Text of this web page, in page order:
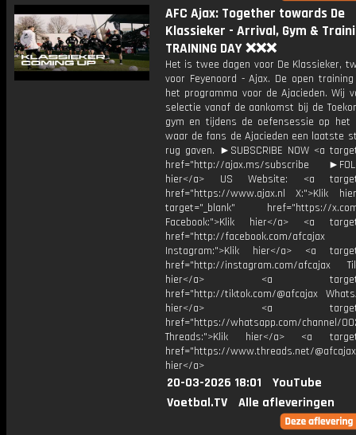
AFC Ajax: Together towards De
Klassieker - Arrival, Gym &
TRAINING DAY ❌❌❌
Het is twee dagen voor De Klassieker,
voor Feyenoord - Ajax. De open
het programma voor de Ajacieden. Wij
selectie vanaf de aankomst bij de
gym en tijdens de oefensessie op het
waar de fans de Ajacieden een laatste
rug gaven. ►SUBSCRIBE NOW <a
href="http://ajax.ms/subscribe
hier</a> US Website: <a
href="https://www.ajax.nl X:">Klik
target="_blank" href="https://x.com/
Facebook:">Klik hier</a> <a
href="http://facebook.com/afcajax
Instagram:">Klik hier</a> <a
href="http://instagram.com/afcajax
hier</a> <a
href="http://tiktok.com/@afcajax
hier</a> <a
href="https://whatsapp.com/channel/
Threads:">Klik hier</a> <a
href="https://www.threads.net/
hier</a>
20-03-2026 18:01
YouTube
Voetbal.TV
Alle afleveringen